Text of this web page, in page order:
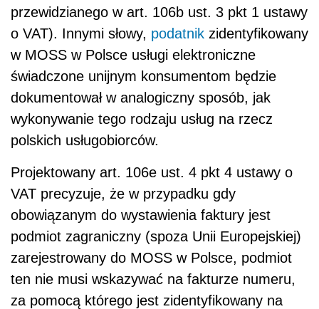
przewidzianego w art. 106b ust. 3 pkt 1 ustawy
o VAT). Innymi słowy, podatnik zidentyfikowany
w MOSS w Polsce usługi elektroniczne
świadczone unijnym konsumentom będzie
dokumentował w analogiczny sposób, jak
wykonywanie tego rodzaju usług na rzecz
polskich usługobiorców.
Projektowany art. 106e ust. 4 pkt 4 ustawy o
VAT precyzuje, że w przypadku gdy
obowiązanym do wystawienia faktury jest
podmiot zagraniczny (spoza Unii Europejskiej)
zarejestrowany do MOSS w Polsce, podmiot
ten nie musi wskazywać na fakturze numeru,
za pomocą którego jest zidentyfikowany na